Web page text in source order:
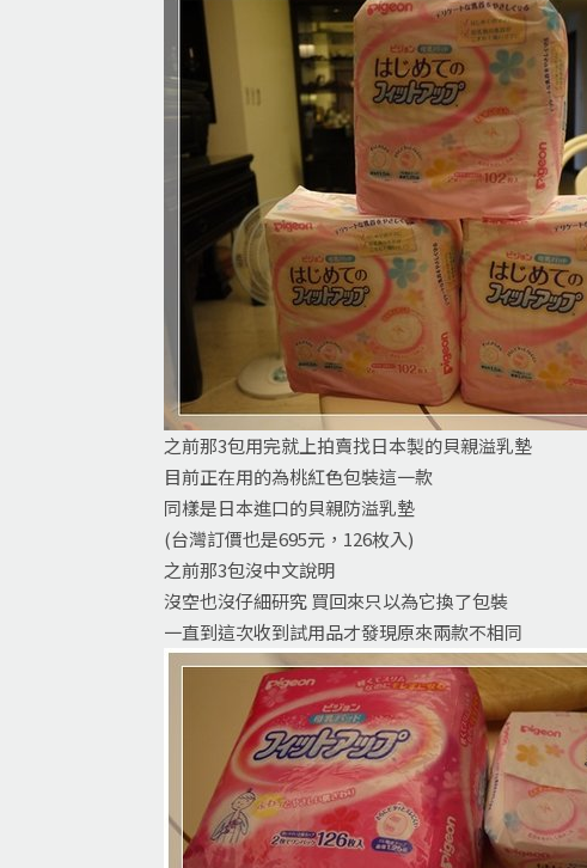
之前那3包用完就上拍賣找日本製的貝親溢乳墊
目前正在用的為桃紅色包裝這一款
同樣是日本進口的貝親防溢乳墊
(台灣訂價也是695元，126枚入)
之前那3包沒中文說明
沒空也沒仔細研究 買回來只以為它換了包裝
一直到這次收到試用品才發現原來兩款不相同